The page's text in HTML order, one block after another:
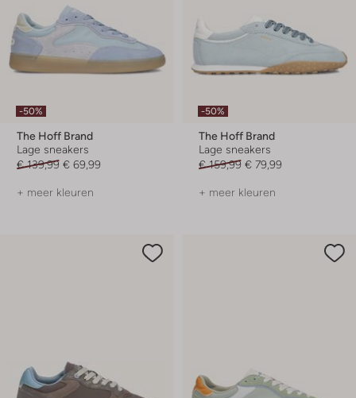
-50%
The Hoff Brand
Lage sneakers
€ 139,99 € 69,99
+ meer kleuren
-50%
The Hoff Brand
Lage sneakers
€ 159,99 € 79,99
+ meer kleuren